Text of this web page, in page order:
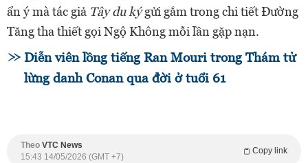
ẩn ý mà tác giả Tây du kýgửi gắm trong chi tiết Đường
Tăng tha thiết gọi Ngộ Không mỗi lần gặp nạn.
Diễn viên lồng tiếng Ran Mouri trong Thám tử
lừng danh Conan qua đời ở tuổi 61
Theo VTC News
Copy link
15:43 14/05/2026 (GMT +7)